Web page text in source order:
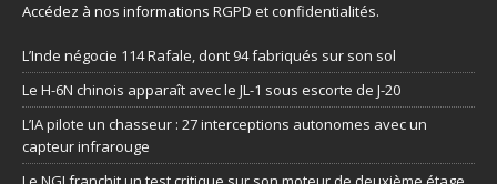
Accédez à nos informations RGPD et confidentialités.
L’Inde négocie 114 Rafale, dont 94 fabriqués sur son sol
Le H-6N chinois apparaît avec le JL-1 sous escorte de J-20
L’IA pilote un chasseur : 27 interceptions autonomes avec un
capteur infrarouge